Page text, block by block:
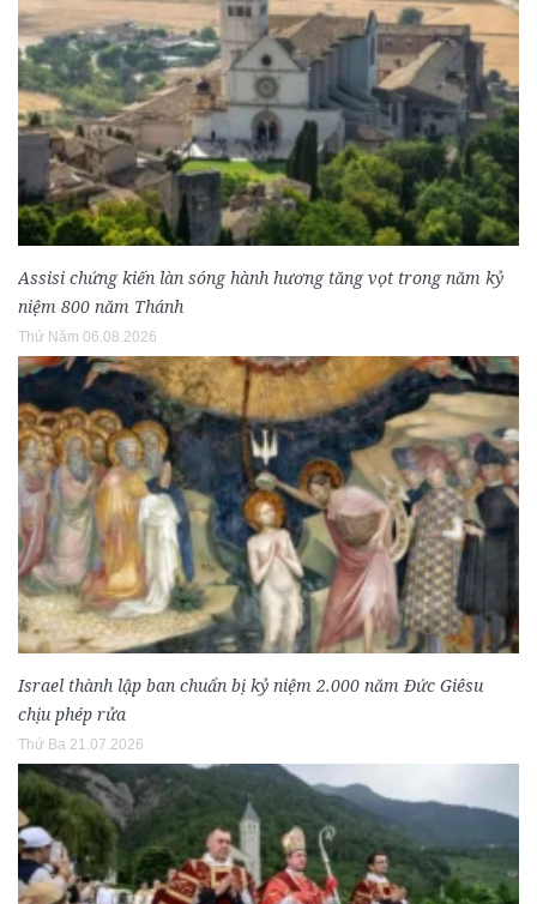
Assisi chứng kiến làn sóng hành hương tăng vọt trong năm kỷ
niệm 800 năm Thánh
Thứ Năm 06.08.2026
Israel thành lập ban chuẩn bị kỷ niệm 2.000 năm Đức Giêsu
chịu phép rửa
Thứ Ba 21.07.2026